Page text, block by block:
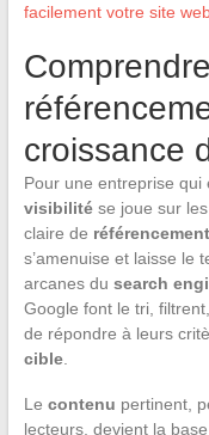
facilement votre site
croissance
Pour une entreprise qui
visibilitése joue sur
claire de
s’amenuise et laisse le
arcanes du search
Google font le tri,
de répondre à leurs
cible.
Le contenu pertinent,
lecteurs, devient la